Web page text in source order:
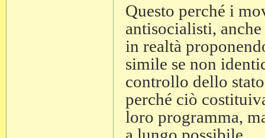
Questo perché i
antisocialisti,
in realtà
simile se non
controllo dello
perché ciò
loro programma,